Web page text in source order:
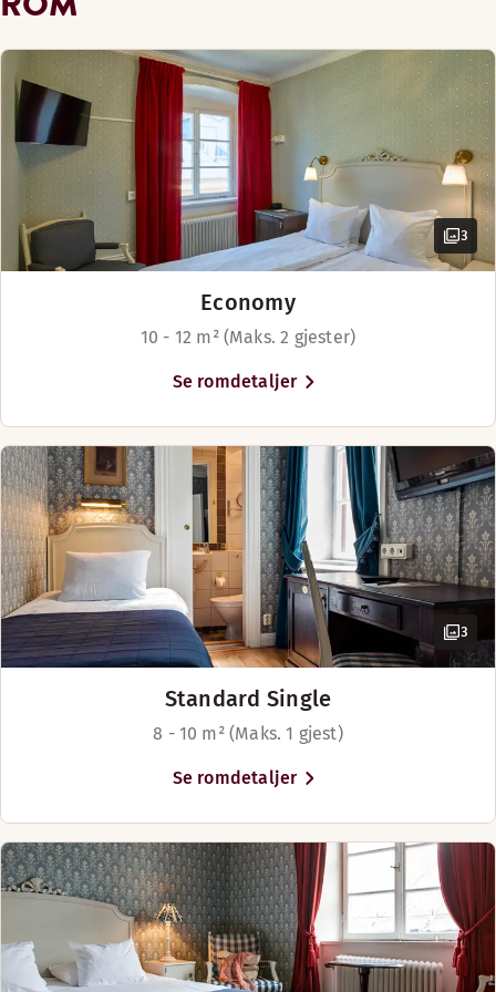
3
Economy
10 - 12 m² (Maks. 2 gjester)
Se romdetaljer
3
Standard Single
8 - 10 m² (Maks. 1 gjest)
Se romdetaljer